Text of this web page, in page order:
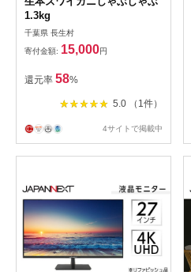
1.3kg
千葉県 長生村
寄付金額: 15,000円
還元率 58%
5.0 （1件）
4サイトで掲載中